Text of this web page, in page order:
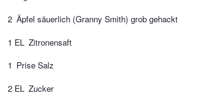
2 Äpfel säuerlich (Granny Smith) grob gehackt
1 EL Zitronensaft
1 Prise Salz
2 EL Zucker